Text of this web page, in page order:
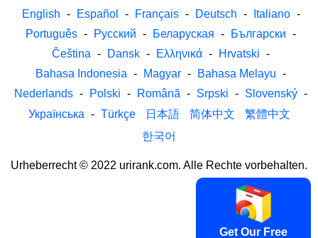
English - Español - Français - Deutsch - Italiano -
Português - Русский - Беларуская - Български -
Čeština - Dansk - Ελληνικά - Hrvatski -
Bahasa Indonesia - Magyar - Bahasa Melayu -
Nederlands - Polski - Română - Srpski - Slovenský -
Українська - Türkçe 日本語 简体中文
繁體中文
한국어
Urheberrecht © 2022 urirank.com. Alle Rechte vorbehalten.
Get Our Free